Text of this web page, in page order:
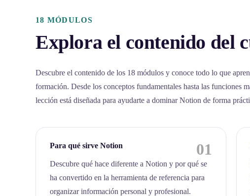
18 MÓDULOS
Explora el contenido del
Descubre el contenido de los 18 módulos y conoce todo lo que
formación. Desde los conceptos fundamentales hasta las funciones
lección está diseñada para ayudarte a dominar Notion de forma
Para qué sirve Notion 01
Descubre qué hace diferente a Notion y por qué se
ha convertido en la herramienta de referencia para
organizar información personal y profesional.